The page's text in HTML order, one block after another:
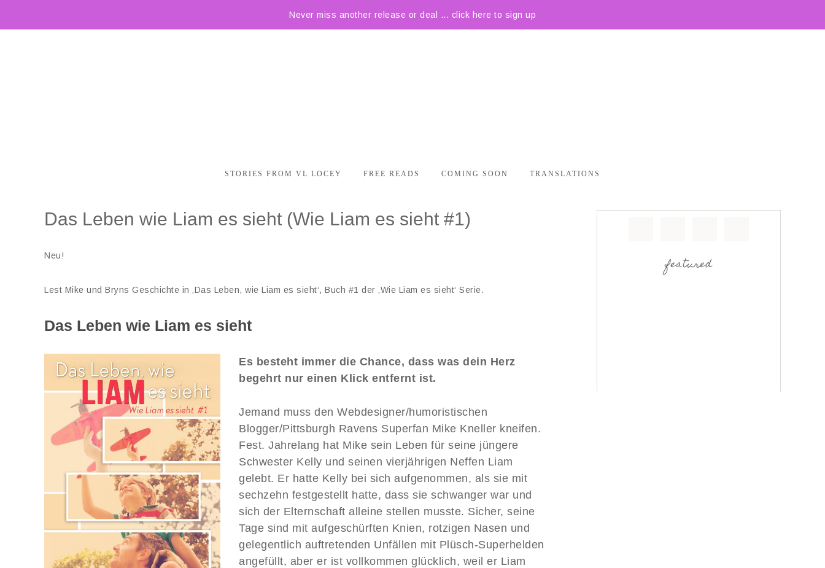
Never miss another release or deal ... click here to sign up
STORIES FROM VL LOCEY FREE READS COMING SOON TRANSLATIONS
Das Leben wie Liam es sieht (Wie Liam es sieht #1)
Neu!
Lest Mike und Bryns Geschichte in ‚Das Leben, wie Liam es sieht‘, Buch #1 der ‚Wie Liam es sieht‘ Serie.
Das Leben wie Liam es sieht
Es besteht immer die Chance, dass was dein Herz
begehrt nur einen Klick entfernt ist.
Jemand muss den Webdesigner/humoristischen
Blogger/Pittsburgh Ravens Superfan Mike Kneller kneifen.
Fest. Jahrelang hat Mike sein Leben für seine jüngere
Schwester Kelly und seinen vierjährigen Neffen Liam
gelebt. Er hatte Kelly bei sich aufgenommen, als sie mit
sechzehn festgestellt hatte, dass sie schwanger war und
sich der Elternschaft alleine stellen musste. Sicher, seine
Tage sind mit aufgeschürften Knien, rotzigen Nasen und
gelegentlich auftretenden Unfällen mit Plüsch-Superhelden
angefüllt, aber er ist vollkommen glücklich, weil er Liam
featured